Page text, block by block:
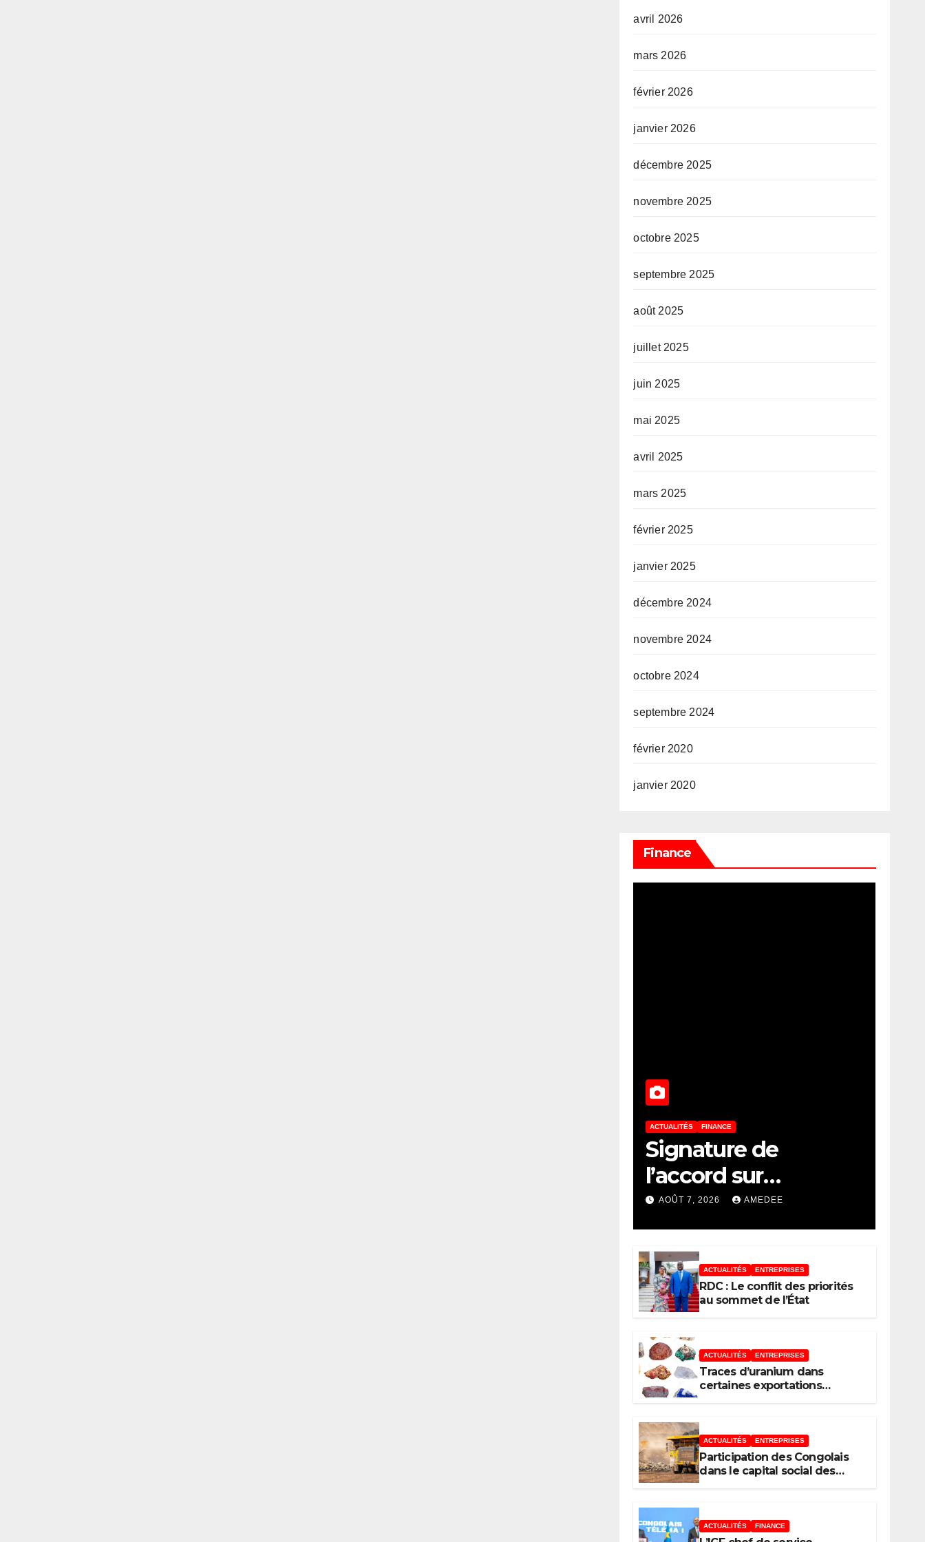
avril 2026
mars 2026
février 2026
janvier 2026
décembre 2025
novembre 2025
octobre 2025
septembre 2025
août 2025
juillet 2025
juin 2025
mai 2025
avril 2025
mars 2025
février 2025
janvier 2025
décembre 2024
novembre 2024
octobre 2024
septembre 2024
février 2020
janvier 2020
Finance
ACTUALITÉS FINANCE
Signature de
l’accord sur
l’établissement à
Kinshasa du bureau-
pays de l’Agence de
développement de
l’Union africaine–
Nouveau Partenariat
pour le
développement de
NEPAD)
AOÛT 7, 2026 AMEDEE
ACTUALITÉS ENTREPRISES
RDC : Le conflit des priorités
au sommet de l’État
ACTUALITÉS ENTREPRISES
Traces d’uranium dans
certaines exportations
ACTUALITÉS ENTREPRISES
Participation des Congolais
dans le capital social des
ACTUALITÉS FINANCE